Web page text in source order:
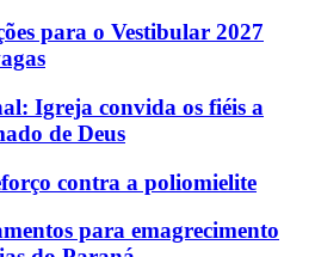
para o Vestibular 2027
Igreja convida os fiéis a
de Deus
contra a poliomielite
para emagrecimento